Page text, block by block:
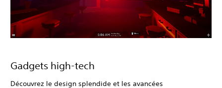
Gadgets high-tech
Découvrez le design splendide et les avancées